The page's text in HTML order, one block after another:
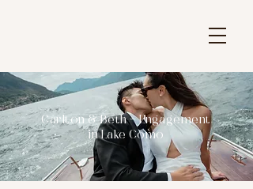
Carlton & Beth - Engagement
in Lake Como